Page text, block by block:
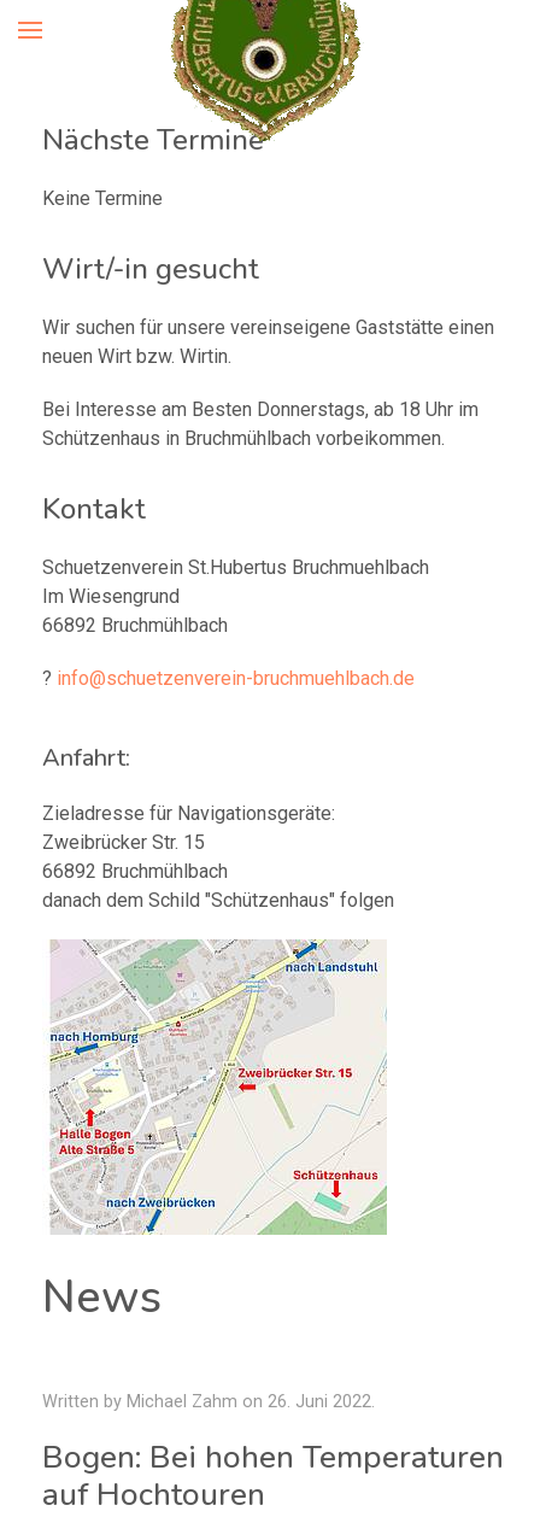
Nächste Termine
Keine Termine
Wirt/-in gesucht
Wir suchen für unsere vereinseigene Gaststätte einen
neuen Wirt bzw. Wirtin.
Bei Interesse am Besten Donnerstags, ab 18 Uhr im
Schützenhaus in Bruchmühlbach vorbeikommen.
Kontakt
Schuetzenverein St.Hubertus Bruchmuehlbach
Im Wiesengrund
66892 Bruchmühlbach
? info@schuetzenverein-bruchmuehlbach.de
Anfahrt:
Zieladresse für Navigationsgeräte:
Zweibrücker Str. 15
66892 Bruchmühlbach
danach dem Schild "Schützenhaus" folgen
News
Written by Michael Zahm on 26. Juni 2022.
Bogen: Bei hohen Temperaturen
auf Hochtouren